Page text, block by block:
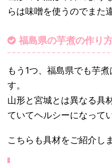
らは味噌を使うのでまた
福島県の芋煮の作り
もう1つ、福島県でも芋
す。
山形と宮城とは異なる具
ていてヘルシーになって
こちらも具材をご紹介し